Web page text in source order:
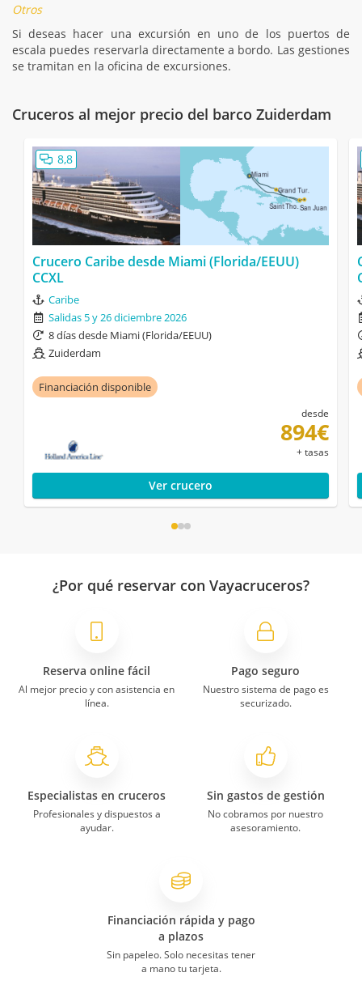
Otros
Si deseas hacer una excursión en uno de los puertos de
escala puedes reservarla directamente a bordo. Las gestiones
se tramitan en la oficina de excursiones.
Cruceros al mejor precio del barco Zuiderdam
8,8
Crucero Caribe desde Miami (Florida/EEUU)
CCXL
Caribe
Salidas 5 y 26 diciembre 2026
8 días desde Miami (Florida/EEUU)
Zuiderdam
Financiación disponible
desde
894€
+ tasas
Ver crucero
¿Por qué reservar con Vayacruceros?
Reserva online fácil
Al mejor precio y con asistencia en
línea.
Pago seguro
Nuestro sistema de pago es
securizado.
Especialistas en cruceros
Profesionales y dispuestos a
ayudar.
Sin gastos de gestión
No cobramos por nuestro
asesoramiento.
Financiación rápida y pago
a plazos
Sin papeleo. Solo necesitas tener
a mano tu tarjeta.